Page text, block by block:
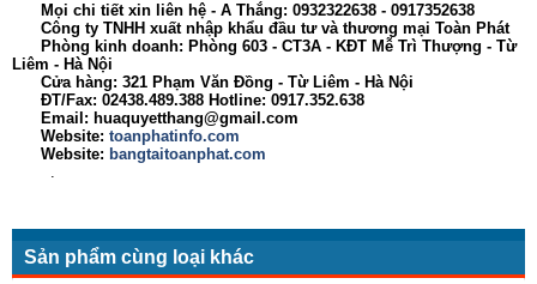
Mọi chi tiết xin liên hệ - A Thắng: 0932322638 - 0917352638
Công ty TNHH xuất nhập khẩu đầu tư và thương mại Toàn Phát
Phòng kinh doanh: Phòng 603 - CT3A - KĐT Mễ Trì Thượng - Từ
Liêm - Hà Nội
Cửa hàng: 321 Phạm Văn Đồng - Từ Liêm - Hà Nội
ĐT/Fax: 02438.489.388 Hotline: 0917.352.638
Email: huaquyetthang@gmail.com
Website: toanphatinfo.com
Website: bangtaitoanphat.com
.
Sản phẩm cùng loại khác